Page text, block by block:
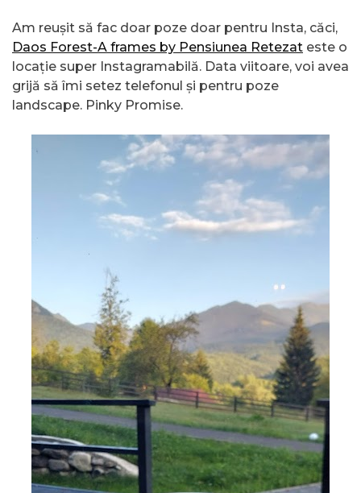
Am reușit să fac doar poze doar pentru Insta, căci,
Daos Forest-A frames by Pensiunea Retezat este o
locație super Instagramabilă. Data viitoare, voi avea
grijă să îmi setez telefonul și pentru poze
landscape. Pinky Promise.